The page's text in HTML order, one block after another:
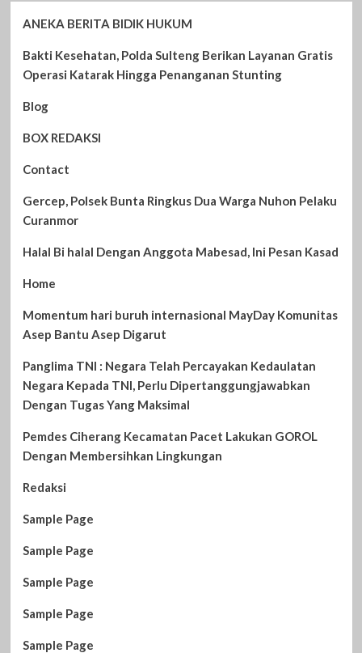
ANEKA BERITA BIDIK HUKUM
Bakti Kesehatan, Polda Sulteng Berikan Layanan Gratis
Operasi Katarak Hingga Penanganan Stunting
Blog
BOX REDAKSI
Contact
Gercep, Polsek Bunta Ringkus Dua Warga Nuhon Pelaku
Curanmor
Halal Bi halal Dengan Anggota Mabesad, Ini Pesan Kasad
Home
Momentum hari buruh internasional MayDay Komunitas
Asep Bantu Asep Digarut
Panglima TNI : Negara Telah Percayakan Kedaulatan
Negara Kepada TNI, Perlu Dipertanggungjawabkan
Dengan Tugas Yang Maksimal
Pemdes Ciherang Kecamatan Pacet Lakukan GOROL
Dengan Membersihkan Lingkungan
Redaksi
Sample Page
Sample Page
Sample Page
Sample Page
Sample Page